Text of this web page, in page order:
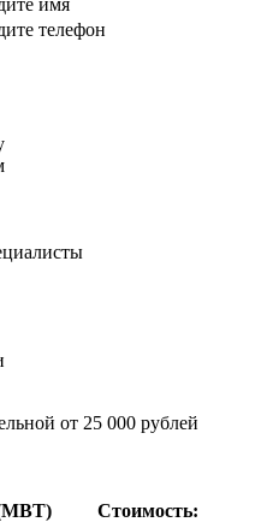
телефон
от 25 000 рублей
(МВТ)
Стоимость: